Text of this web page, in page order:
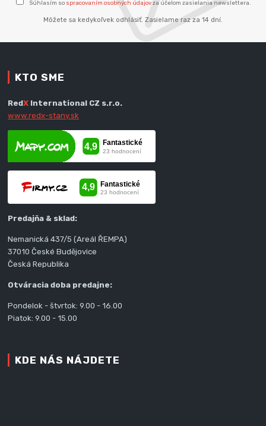
Súhlasím so spracovaním osobných údajovza účelom zasielania newslettera.
Môžete sa kedykoľvek odhlásiť. Zasielame raz za 14 dní.
KTO SME
RedX International CZ s.r.o.
www.redx-stany.sk
Predajňa & sklad:
Nemanická 437/5 (Areál ŘEMPA)
37010 České Budějovice
Česká Republika
Otváracia doba predajne:
Pondelok - štvrtok: 9.00 - 16.00
Piatok: 9.00 - 15.00
KDE NÁS NÁJDETE